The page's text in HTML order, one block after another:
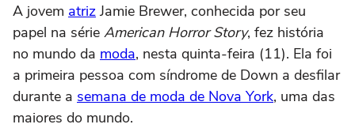
A jovem atriz Jamie Brewer, conhecida por seu
papel na série American Horror Story, fez história
no mundo da moda, nesta quinta-feira (11). Ela foi
a primeira pessoa com síndrome de Down a desfilar
durante a semana de moda de Nova York, uma das
maiores do mundo.